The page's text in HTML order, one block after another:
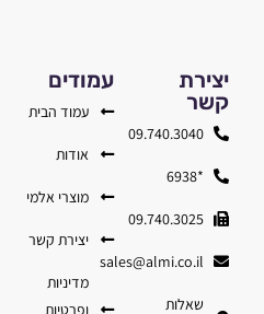
עמודים
עמוד הבית
אודות
מוצרי אלמי
יצירת קשר
מדיניות
ופרטיות
יצירת
קשר
09.740.3040
*6938
09.740.3025
sales@almi.co.il
שאלות